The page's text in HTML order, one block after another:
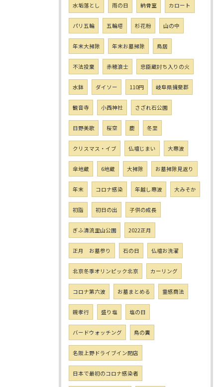
水垢落とし 雨の日 納骨室 カロート
パリ五輪 五輪塔 杉花粉 山の中
年末大掃除 年末お墓掃除 鳥居
不法投棄 赤穂浪士 忠臣蔵討ち入りの火
水鉢 ダイソー 110円 岐阜県揖斐郡
観音寺 小西神社 さざれ石公園
日野美歌 桜空 鹿 冬至
クリスマス・イブ 仏壇じまい 大寒波
傘地蔵 6地蔵 大掃除 お墓掃除見返り
年末 コロナ感染 年越し寒波 大みそか
初詣 初日の出 子供の成長
ぎふ清流里山公園 2022正月
正月 お墓参り 石の日 仏壇お洗濯
北京冬季オリンピック北京 カーリング
コロナ第六波 お墓まとめる 霊感商法
親孝行 盛り塩 塩の日
バードウォッチング 鳥の糞
名阪上野ドライブイン閉店
日本で最初のコロナ感染者